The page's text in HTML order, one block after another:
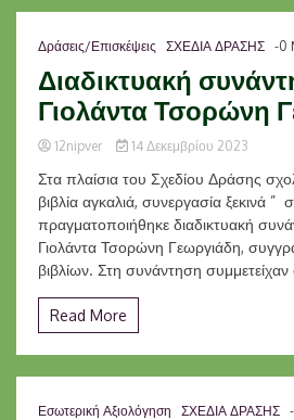
Δράσεις/Επισκέψεις ΣΧΕΔΙΑ ΔΡΑΣΗΣ -0
Διαδικτυακή
Γιολάντα Τσορώνη
12nipver 14 Δεκεμβρίου 2023
Στα πλαίσια του Σχεδίου Δράσης
βιβλία αγκαλιά, συνεργασία ξεκινά ”
πραγματοποιήθηκε διαδικτυακή
Γιολάντα Τσορώνη Γεωργιάδη,
βιβλίων. Στη συνάντηση
Read More
Εσωτερική Αξιολόγηση ΣΧΕΔΙΑ ΔΡΑΣΗΣ